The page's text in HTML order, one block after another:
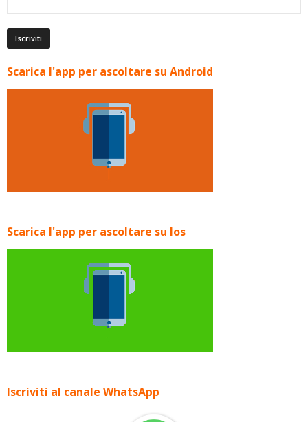
Scarica l'app per ascoltare su Android
Scarica l'app per ascoltare su Ios
Iscriviti al canale WhatsApp